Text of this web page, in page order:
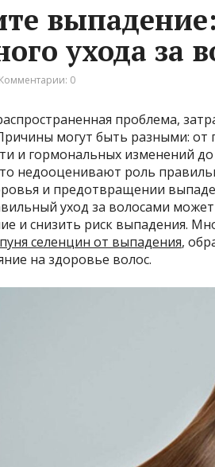
ухода за
Комментарии: 0
проблема,
могут быть разными: от
и гормональных изменений до
недооценивают роль
и предотвращении
уход за волосами
и снизить риск выпадения.
селенцин от выпадения,
на здоровье волос.